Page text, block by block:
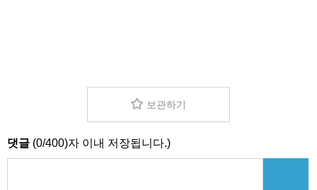
보관하기
댓글 (0/400)자 이내 저장됩니다.)